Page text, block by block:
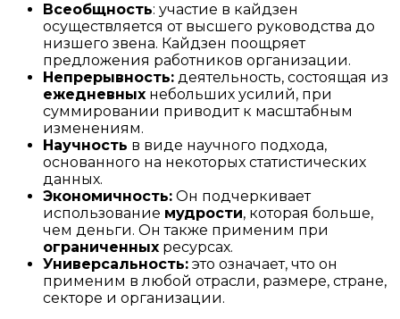
Всеобщность: участие в кайдзен
осуществляется от высшего руководства до
низшего звена. Кайдзен поощряет
предложения работников организации.
Непрерывность: деятельность, состоящая из
ежедневных небольших усилий, при
суммировании приводит к масштабным
изменениям.
Научность в виде научного подхода,
основанного на некоторых статистических
данных.
Экономичность: Он подчеркивает
использование мудрости, которая больше,
чем деньги. Он также применим при
ограниченных ресурсах.
Универсальность: это означает, что он
применим в любой отрасли, размере, стране,
секторе и организации.